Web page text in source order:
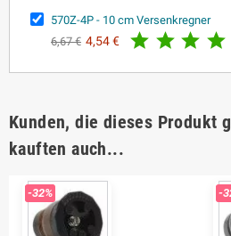
570Z-4P - 10 cm Versenkregner
6,67 € 4,54 €    
Kunden, die dieses Produkt
kauften auch...
-32% -